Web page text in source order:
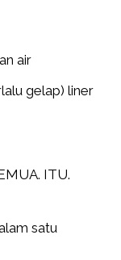
air
gelap) liner
ITU.
satu